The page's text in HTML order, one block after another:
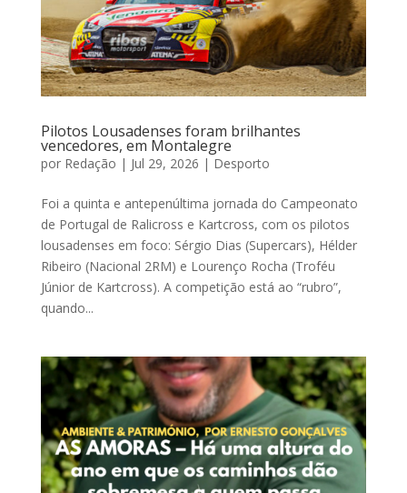
Pilotos Lousadenses foram brilhantes
vencedores, em Montalegre
por Redação | Jul 29, 2026 | Desporto
Foi a quinta e antepenúltima jornada do Campeonato
de Portugal de Ralicross e Kartcross, com os pilotos
lousadenses em foco: Sérgio Dias (Supercars), Hélder
Ribeiro (Nacional 2RM) e Lourenço Rocha (Troféu
Júnior de Kartcross). A competição está ao “rubro”,
quando...